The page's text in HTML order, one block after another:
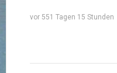
vor 551 Tagen 15 Stunden